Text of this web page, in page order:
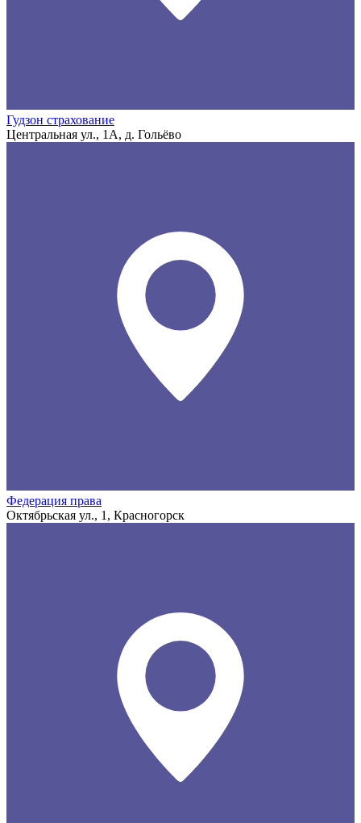
Гудзон страхование
Центральная ул., 1А, д. Гольёво
Федерация права
Октябрьская ул., 1, Красногорск